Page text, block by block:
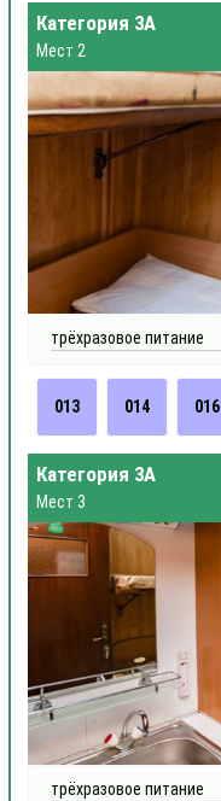
Категория 3А
Мест 2
трёхразовое питание
013 014 016
Категория 3А
Мест 3
трёхразовое питание